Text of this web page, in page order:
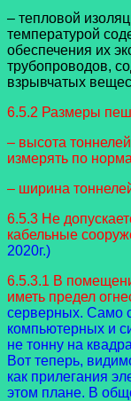
– тепловой
температурой
обеспечения их
трубопроводов,
взрывчатых
6.5.2 Размеры
– высота
измерять по
– ширина
6.5.3 Не
кабельные
2020г.)
6.5.3.1 В
иметь предел
серверных. Само
компьютерных и
не тонну на
Вот теперь,
как прилегания
этом плане. В